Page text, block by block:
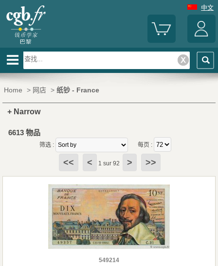
中文
Home > 网店 > 纸钞 - France
+ Narrow
6613 物品
筛选 : 每页 :
<< < 1 sur 92 > >>
549214